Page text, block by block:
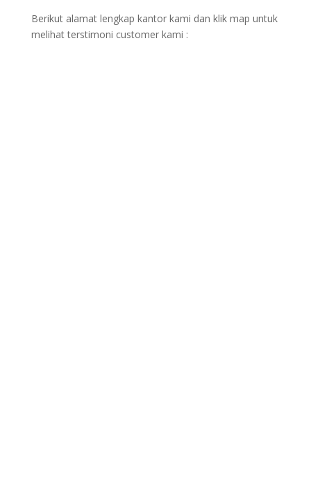
Berikut alamat lengkap kantor kami dan klik map untuk
melihat terstimoni customer kami :